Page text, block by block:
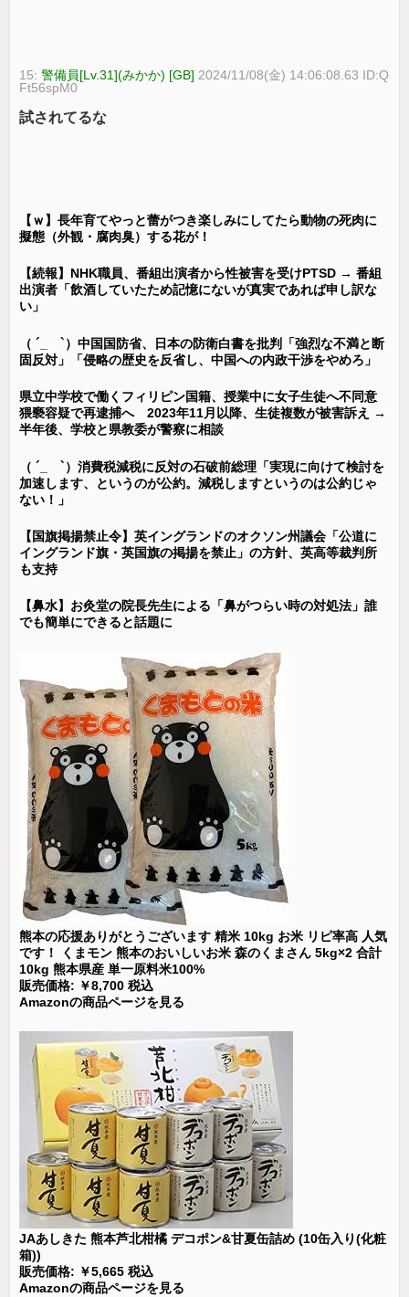
15:警備員[Lv.31](みかか) [GB] 2024/11/08(金) 14:06:08.63 ID:Q
Ft56spM0
試されてるな
【ｗ】長年育てやっと蕾がつき楽しみにしてたら動物の死肉に
擬態（外観・腐肉臭）する花が！
【続報】NHK職員、番組出演者から性被害を受けPTSD → 番組
出演者「飲酒していたため記憶にないが真実であれば申し訳な
い」
（ ´_ゝ`）中国国防省、日本の防衛白書を批判「強烈な不満と断
固反対」「侵略の歴史を反省し、中国への内政干渉をやめろ」
県立中学校で働くフィリピン国籍、授業中に女子生徒へ不同意
猥褻容疑で再逮捕へ 2023年11月以降、生徒複数が被害訴え →
半年後、学校と県教委が警察に相談
（ ´_ゝ`）消費税減税に反対の石破前総理「実現に向けて検討を
加速します、というのが公約。減税しますというのは公約じゃ
ない！」
【国旗掲揚禁止令】英イングランドのオクソン州議会「公道に
イングランド旗・英国旗の掲揚を禁止」の方針、英高等裁判所
も支持
【鼻水】お灸堂の院長先生による「鼻がつらい時の対処法」誰
でも簡単にできると話題に
熊本の応援ありがとうございます 精米 10kg お米 リピ率高 人気
です！ くまモン 熊本のおいしいお米 森のくまさん 5kg×2 合計
10kg 熊本県産 単一原料米100%
販売価格: ￥8,700 税込
Amazonの商品ページを見る
JAあしきた 熊本芦北柑橘 デコポン&甘夏缶詰め (10缶入り(化粧
箱))
販売価格: ￥5,665 税込
Amazonの商品ページを見る